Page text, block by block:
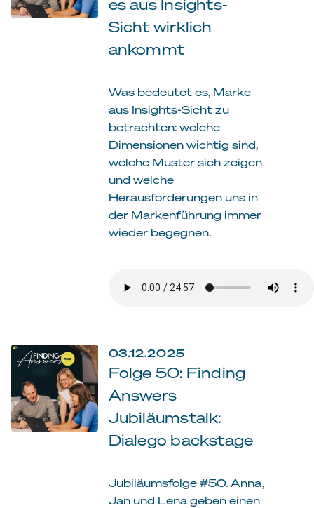
es aus Insights-
Sicht wirklich
ankommt
Was bedeutet es, Marke
aus Insights-Sicht zu
betrachten: welche
Dimensionen wichtig sind,
welche Muster sich zeigen
und welche
Herausforderungen uns in
der Markenführung immer
wieder begegnen.
03.12.2025
Folge 50: Finding
Answers
Jubiläumstalk:
Dialego backstage
Jubiläumsfolge #50. Anna,
Jan und Lena geben einen